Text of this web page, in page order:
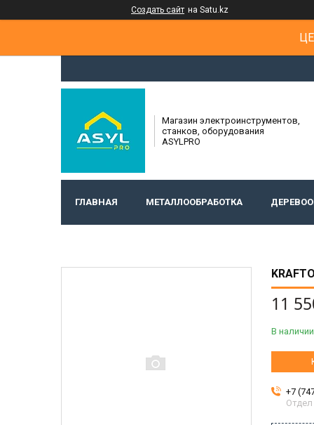
Создать сайт на Satu.kz
Магазин электроинструментов,
станков, оборудования
ASYLPRO
ГЛАВНАЯ МЕТАЛЛООБРАБОТКА
11
В наличии
+7